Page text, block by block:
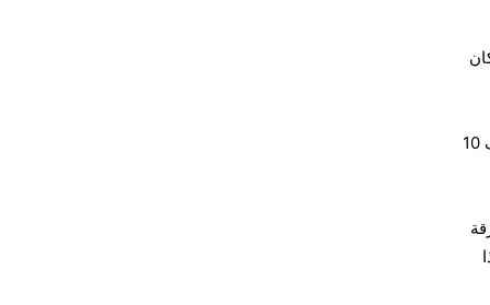
يتم استخدام "Kuai" (تُنطق kwhy) بدلاً من "yuan"، ويحل "mao" محل "jiao". لذا، إذا كان هناك شيء يكلف 10